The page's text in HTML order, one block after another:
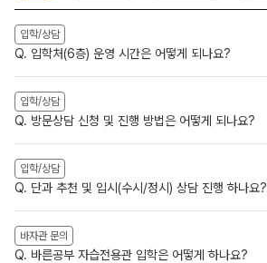
입학/상담
Q. 입학처(6층) 운영 시간은 어떻게 되나요?
입학/상담
Q. 방문상담 신청 및 진행 방법은 어떻게 되나요?
입학/상담
Q. 단과 추천 및 입시(수시/정시) 상담 진행 하나요?
바자관 문의
Q. 바른공부 자습전용관 입학은 어떻게 하나요?